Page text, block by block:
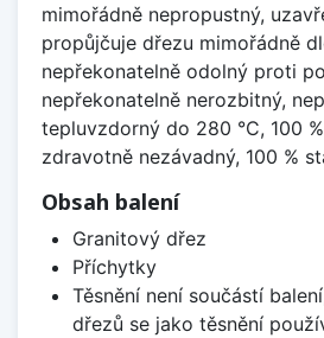
mimořádně nepropustný,
propůjčuje dřezu mimořádně
nepřekonatelně odolný proti
nepřekonatelně nerozbitný,
tepluvzdorný do 280 °C, 100
zdravotně nezávadný, 100 %
Obsah balení
Granitový dřez
Příchytky
Těsnění není součástí
dřezů se jako těsnění